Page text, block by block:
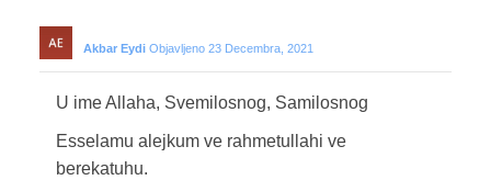
Akbar Eydi Objavljeno 23 Decembra, 2021
U ime Allaha, Svemilosnog, Samilosnog
Esselamu alejkum ve rahmetullahi ve
berekatuhu.